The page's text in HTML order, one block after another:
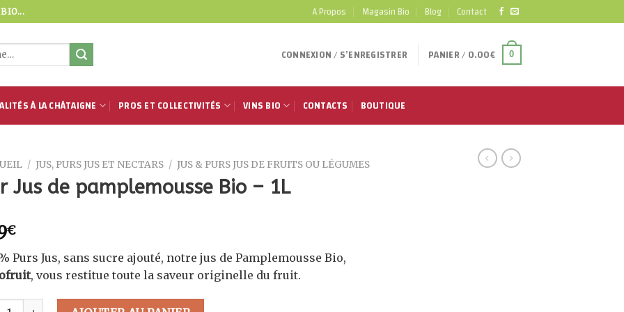
A Propos Magasin Bio Blog Contact
CONNEXION / S’ENREGISTRER PANIER / 0.00€ 0
À LA CHÂTAIGNE PROS ET COLLECTIVITÉS VINS BIO CONTACTS BOUTIQUE
/ JUS, PURS JUS ET NECTARS / JUS & PURS JUS DE FRUITS OU LÉGUMES
Jus de pamplemousse Bio – 1L
€
Purs Jus, sans sucre ajouté, notre jus de Pamplemousse Bio,
, vous restitue toute la saveur originelle du fruit.
de Pur Jus de pamplemousse Bio - 1L